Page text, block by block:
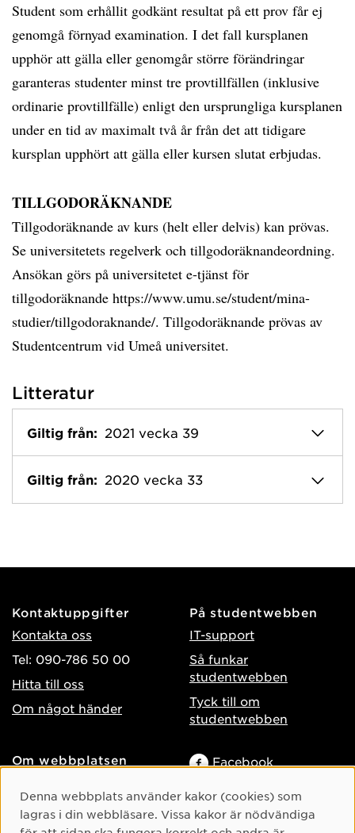
Student som erhållit godkänt resultat på ett prov får ej
genomgå förnyad examination. I det fall kursplanen
upphör att gälla eller genomgår större förändringar
garanteras studenter minst tre provtillfällen (inklusive
ordinarie provtillfälle) enligt den ursprungliga kursplanen
under en tid av maximalt två år från det att tidigare
kursplan upphört att gälla eller kursen slutat erbjudas.
TILLGODORÄKNANDE
Tillgodoräknande av kurs (helt eller delvis) kan prövas.
Se universitetets regelverk och tillgodoräknandeordning.
Ansökan görs på universitetet e-tjänst för
tillgodoräknande https://www.umu.se/student/mina-
studier/tillgodoraknande/. Tillgodoräknande prövas av
Studentcentrum vid Umeå universitet.
Litteratur
Giltig från: 2021 vecka 39
Giltig från: 2020 vecka 33
Kontaktuppgifter
Kontakta oss
Tel: 090-786 50 00
Hitta till oss
Om något händer
På studentwebben
IT-support
Så funkar
studentwebben
Tyck till om
studentwebben
Om webbplatsen
Behandling av
personuppgifter
Facebook
TikTok
Cookie-samtycke
Denna webbplats använder kakor (cookies) som
lagras i din webbläsare. Vissa kakor är nödvändiga